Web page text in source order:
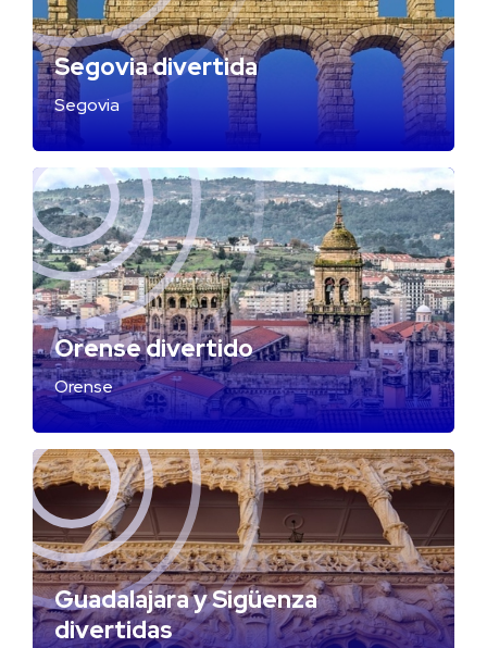
Segovia divertida
Segovia
Orense divertido
Orense
Guadalajara y Sigüenza
divertidas